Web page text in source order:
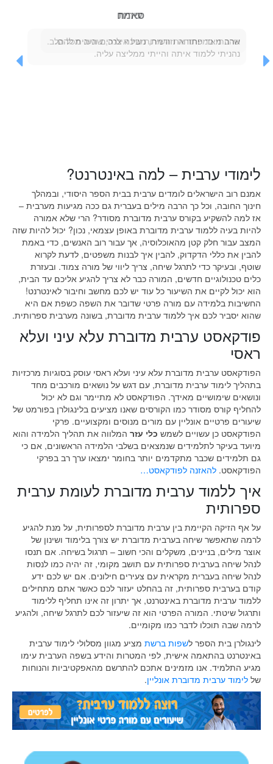
עירית
שרה מאד פתוחה וזורמת, מבינה צרכים ונענית להם.
נהניתי ללמוד איתה והייתי ממליצה עליה.
לימודי ערבית – למה באינטרנט?
אמנם רוב הישראלים לומדים ערבית בבית הספר היסודי, ובמהלך
חינוך החובה, וכל כך הרבה מילים בעברית גם ככה מגיעות מערבית –
אז למה להשקיע בקורס ערבית מדוברת מסודר? הרי שלא אמורה
להיות בעיה ללמוד ערבית מדוברת באופן עצמאי, נכון? יכול להיות שזה
המצב עבור חלק קטן מהאוכלוסיה, אך עבור רוב האנשים, כדי באמת
להבין את כללי הדקדוק, להבין איך לבנות משפטים, לדעת לקרוא
שוטף, ובעיקר כדי לתרגל שיחה, צריך ליווי של מורה צמוד. ובעזרת
כלים טכנולוגיים חדשים, המורה כבר לא צריך להגיע אליכם עד הבית,
הוא יכול לקיים את השיעור כל עוד יש לכם מחשב וחיבור לאינטרנט!
החשיבות בלמידה עם מורה פרטי שדובר את השפה כשפת אם היא
שהוא יסביר לכם איך ללמוד ערבית מדוברת, בשונה מערבית ספרותית.
פודקאסט ערבית מדוברת עלא עיני ועלא
ראסי
הפודקאסט ערבית מדוברת עלא עיני ועלא ראסי עוסק בסוגיות מרכזיות
בתהליך לימוד ערבית מדוברת, עם דגש על נושאים מורכבים מחד
ונושאים שימושיים מאידך. הפודקאסט לא מתיימר וגם לא יכול
להחליף קורס מסודר כמו הקורסים שאנו מציעים בלינגולרן בפורמט של
שיעורים פרטיים אונליין עם מורים מנוסים ומקצועיים. פרקי
הפודקאסט כן עשויים לשמש כלי עזר המלווה את תהליך הלמידה והוא
מיועד בעיקר לתלמידים שנמצאים בשלבי הלמידה הראשונים, אם כי
גם תלמידים שכבר מתקדמים יותר בחומר ימצאו ערך רב בפרקי
הפודקאסט. להאזנה לפודקאסט…
איך ללמוד ערבית מדוברת לעומת ערבית
ספרותית
על אף הזיקה הקיימת בין ערבית מדוברת לספרותית, על מנת להגיע
לרמה שתאפשר שיחה בערבית מדוברת יש צורך בלימוד ושינון של
אוצר מילים, בניינים, משקלים והכי חשוב – תרגול בשיחה. אם תנסו
לנהל שיחה בערבית ספרותית עם תושב מקומי, זה יהיה כמו לנסות
לנהל שיחה בעברית מקראית עם צעירים חילונים. אם יש לכם ידע
קודם בערבית ספרותית, זה בהחלט יעזור לכם כאשר אתם מתחילים
ללמוד ערבית מדוברת באינטרנט, אך יתרון זה אינו תחליף ללימוד
ותרגול שיטתי. המורה הפרטי הוא זה שיעזור לכם לתרגל שיחה, ולהגיע
לרמה שבה תוכלו לדבר כמו מקומיים.
לינגולרן בית הספר לשפות ברשת מציע מגוון מסלולי לימוד ערבית
באינטרנט בהתאמה אישית, לפי המטרות והידע בשפה הערבית עימו
מגיע התלמיד. אנו מזמינים אתכם להתרשם מהאפקטיביות והנוחות
של לימוד ערבית מדוברת אונליין.